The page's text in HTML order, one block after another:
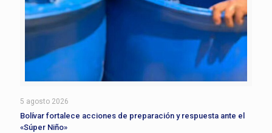
5 agosto 2026
Bolívar fortalece acciones de preparación y respuesta ante el
«Súper Niño»